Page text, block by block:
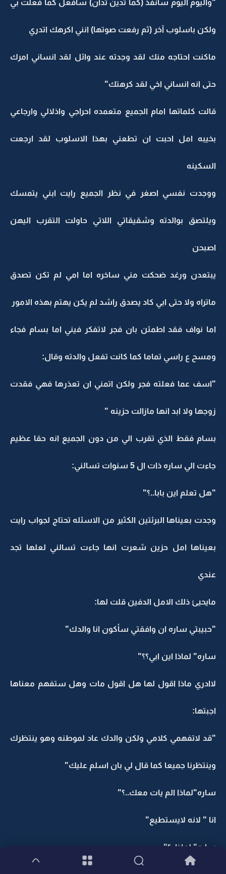
"واليوم اليوم سأنفذ (كما تدين تدأن) سأفعل كما فعلت بي
ولكن باسلوب آخر (ثم رفعت صوتها) انني اكرهك اتدري
ماكنت احتاجه منك لقد وجدته عند وائل لقد انساني امرك
حتى انه انساني اخي لقد كرهتك"
قالت كلماتها امام الجميع متعمده احراجي واذلالي وارجاعي
بخيبه امل احبت ان تطعني بهذا الاسلوب لقد ارجعت
السكينه
ووجدت نفسي اصغر في نظر الجميع رايت ابني يتمسك
ويلتصق بوالدته وشقيقاتي اللاتي حاولت التقرب اليهن
اصبحن
يبتعدن ورغد ضحكت مني ساخره اما امي لم تكن تصدق
ماتراه ولا حتى ابي كاد يصدق راشد لم يكن يهتم بهذه الامور
اما نواف فقد اطمئن بان فجر لاتفكر فيني اما بسام فجاء
ومسح ع راسي تماما كما كانت تفعل والدته وقال:
"اسف عما فعلته فجر ولكن اتمني ان تعذرها فهي فقدت
زوجها ولا ابد انها مازالت حزينه "
بسام فقط الذي تقرب الي من دون الجميع انه حقا عظيم
جاءت الي ساره ذات ال 5 سنوات تسالني:
"هل تعلم اين بابا..؟"
وجدت بعيناها البرئتين الكثير من الاسئله تحتاج لجواب رايت
بعيناها امل حزين شعرت انها جاءت تسالني لعلها تجد
عندي
مايحيئ ذلك الامل الدفين قلت لها:
"حبيبتي ساره ان وافقتي سأكون انا والدك"
ساره" لماذا اين ابي؟؟"
لاادري ماذا اقول لها هل اقول مات وهل ستفهم معناها
اجبتها:
"قد لاتفهمي كلامي ولكن والدك عاد لموطنه وهو ينتظرك
وينتظرنا جميعا كما قال لي بان اسلم عليك"
ساره"لماذا الم يات معك..؟"
انا " لانه لايستطيع"
ساره" لماذا..؟"